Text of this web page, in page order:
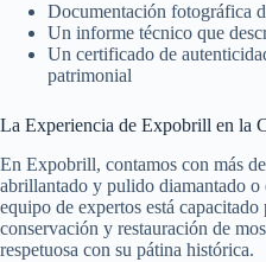
Documentación fotográfica
Un informe técnico que
Un certificado de
patrimonial
La Experiencia de Expobrill en la
En Expobrill, contamos con más
abrillantado y pulido diamantado o
equipo de expertos está
conservación y restauración de
respetuosa con su pátina histórica.